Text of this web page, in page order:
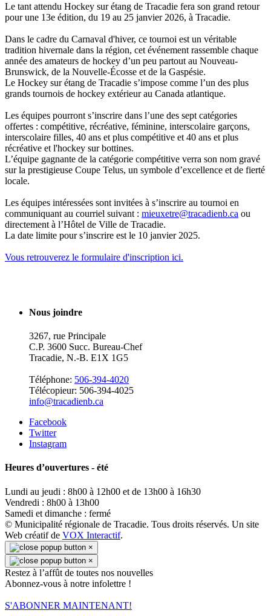
Le tant attendu Hockey sur étang de Tracadie fera son grand retour
pour une 13e édition, du 19 au 25 janvier 2026, à Tracadie.
Dans le cadre du Carnaval d'hiver, ce tournoi est un véritable
tradition hivernale dans la région, cet événement rassemble chaque
année des amateurs de hockey d’un peu partout au Nouveau-
Brunswick, de la Nouvelle-Écosse et de la Gaspésie.
Le Hockey sur étang de Tracadie s’impose comme l’un des plus
grands tournois de hockey extérieur au Canada atlantique.
Les équipes pourront s’inscrire dans l’une des sept catégories
offertes : compétitive, récréative, féminine, interscolaire garçons,
interscolaire filles, 40 ans et plus compétitive et 40 ans et plus
récréative et l'hockey sur bottines.
L’équipe gagnante de la catégorie compétitive verra son nom gravé
sur la prestigieuse Coupe Telus, un symbole d’excellence et de fierté
locale.
Les équipes intéressées sont invitées à s’inscrire au tournoi en
communiquant au courriel suivant : mieuxetre@tracadienb.ca ou
directement à l’Hôtel de Ville de Tracadie.
La date limite pour s’inscrire est le 10 janvier 2025.
Vous retrouverez le formulaire d'inscription ici.
Nous joindre
3267, rue Principale
C.P. 3600 Succ. Bureau-Chef
Tracadie, N.-B. E1X 1G5
Téléphone: 506-394-4020
Télécopieur: 506-394-4025
info@tracadienb.ca
Facebook
Twitter
Instagram
Heures d’ouvertures - été
Lundi au jeudi : 8h00 à 12h00 et de 13h00 à 16h30
Vendredi : 8h00 à 13h00
Samedi et dimanche : fermé
© Municipalité régionale de Tracadie. Tous droits réservés. Un site
Web créatif de VOX Interactif.
×
×
Restez à l’affût de toutes nos nouvelles
Abonnez-vous à notre infolettre !
S'ABONNER MAINTENANT!